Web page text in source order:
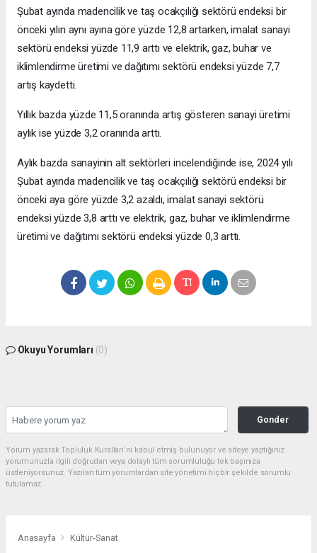
Şubat ayında madencilik ve taş ocakçılığı sektörü endeksi bir
önceki yılın aynı ayına göre yüzde 12,8 artarken, imalat sanayi
sektörü endeksi yüzde 11,9 arttı ve elektrik, gaz, buhar ve
iklimlendirme üretimi ve dağıtımı sektörü endeksi yüzde 7,7
artış kaydetti.
Yıllık bazda yüzde 11,5 oranında artış gösteren sanayi üretimi
aylık ise yüzde 3,2 oranında arttı.
Aylık bazda sanayinin alt sektörleri incelendiğinde ise, 2024 yılı
Şubat ayında madencilik ve taş ocakçılığı sektörü endeksi bir
önceki aya göre yüzde 3,2 azaldı, imalat sanayi sektörü
endeksi yüzde 3,8 arttı ve elektrik, gaz, buhar ve iklimlendirme
üretimi ve dağıtımı sektörü endeksi yüzde 0,3 arttı.
Okuyu Yorumları (0)
Gonder
Yorum yazarak Topluluk Kuralları’nı kabul etmiş bulunuyor ve siteye yaptığınız
yorumunuzla ilgili doğrudan veya dolaylı tüm sorumluluğu tek başınıza
üstleniyorsunuz. Yazılan tüm yorumlardan site yönetimi hiçbir şekilde sorumlu
tutulamaz.
Anasayfa Kültür-Sanat